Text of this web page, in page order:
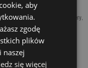
Long 1,Klepanka Long 2 Streamery
LP 2
aby
zgodę
plików
naszej
się więcej